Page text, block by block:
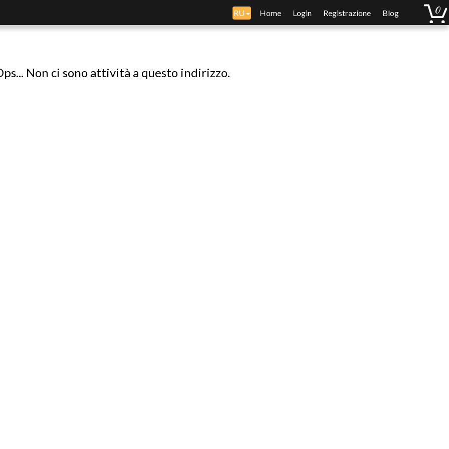
RU Home Login Registrazione Blog
Non ci sono attività a questo indirizzo.